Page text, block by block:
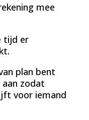
mee
tijd er
plan bent
zodat
voor iemand